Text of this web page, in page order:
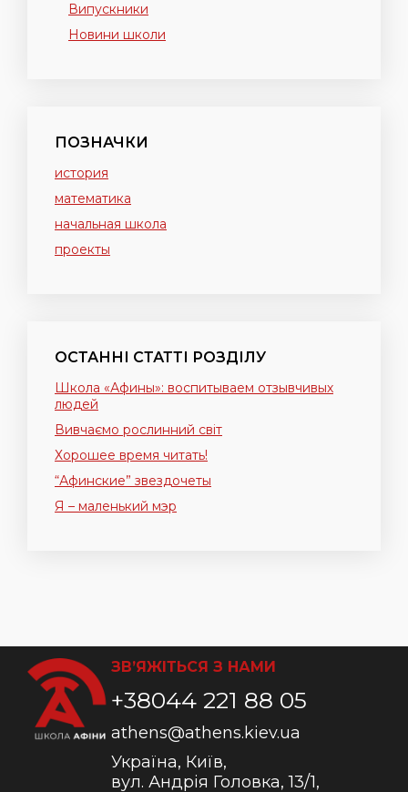
Випускники
Новини школи
ПОЗНАЧКИ
история
математика
начальная школа
проекты
ОСТАННІ СТАТТІ РОЗДІЛУ
Школа «Афины»: воспитываем отзывчивых
людей
Вивчаємо рослинний світ
Хорошее время читать!
“Афинские” звездочеты
Я – маленький мэр
ЗВ’ЯЖІТЬСЯ З НАМИ
+38044 221 88 05
athens@athens.kiev.ua
Україна, Київ,
вул. Андрія Головка, 13/1,